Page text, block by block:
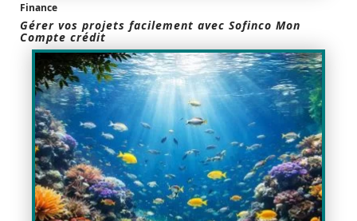
Finance
Gérer vos projets facilement avec Sofinco Mon
Compte crédit